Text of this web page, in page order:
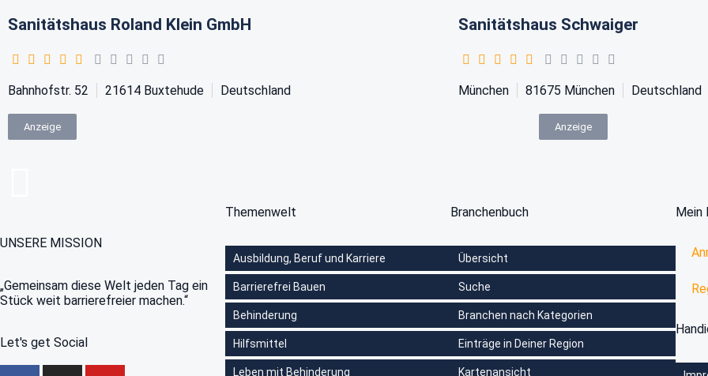
Sanitätshaus Roland Klein GmbH
Bahnhofstr. 52 21614 Buxtehude Deutschland
Sanitätshaus Schwaiger
München 81675 München Deutschland
Anzeige Anzeige
UNSERE MISSION
„Gemeinsam diese Welt jeden Tag ein
Stück weit barrierefreier machen.“
Let's get Social
Themenwelt
Ausbildung, Beruf und Karriere
Barrierefrei Bauen
Behinderung
Hilfsmittel
Leben mit Behinderung
Branchenbuch
Übersicht
Suche
Branchen nach Kategorien
Einträge in Deiner Region
Kartenansicht
Mein